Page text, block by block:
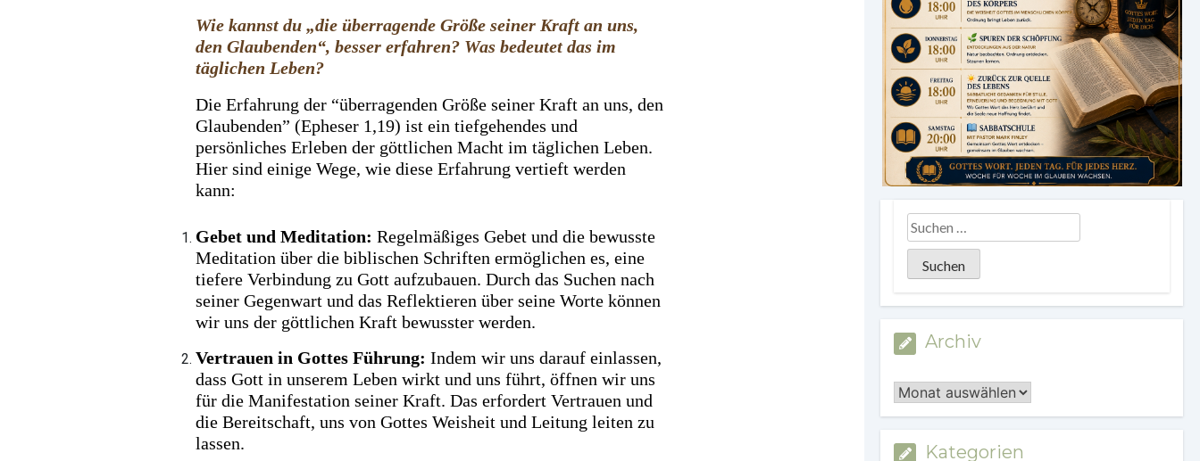
Wie kannst du „die überragende Größe seiner Kraft an uns,
den Glaubenden“, besser erfahren? Was bedeutet das im
täglichen Leben?
Die Erfahrung der “überragenden Größe seiner Kraft an uns, den
Glaubenden” (Epheser 1,19) ist ein tiefgehendes und
persönliches Erleben der göttlichen Macht im täglichen Leben.
Hier sind einige Wege, wie diese Erfahrung vertieft werden
kann:
Gebet und Meditation: Regelmäßiges Gebet und die bewusste
Meditation über die biblischen Schriften ermöglichen es, eine
tiefere Verbindung zu Gott aufzubauen. Durch das Suchen nach
seiner Gegenwart und das Reflektieren über seine Worte können
wir uns der göttlichen Kraft bewusster werden.
Vertrauen in Gottes Führung: Indem wir uns darauf einlassen,
dass Gott in unserem Leben wirkt und uns führt, öffnen wir uns
für die Manifestation seiner Kraft. Das erfordert Vertrauen und
die Bereitschaft, uns von Gottes Weisheit und Leitung leiten zu
lassen.
Archiv
Archiv
Kategorien